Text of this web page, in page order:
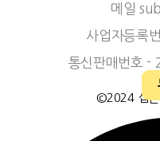
메일
사업자등록
통신판매번호 -
©2024 섭엗